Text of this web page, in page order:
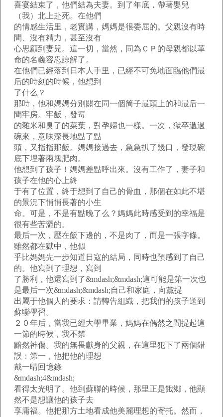
喜宴結束了，他們結為夫妻。到了年底，帶著嬰兒
（我）北上赴死。在他們
的情感生活里，老實講，媽媽是很委屈的。父親沒有時
間、沒有精力，甚至沒有
心思顧到妻兒。這一切，當然，同為ＣＰ的母親都以革
命的名義容忍諒解了。
在他們已經落到日本人手里，已經不可免地面臨他們最
后的時刻的時候，他想到
了什么？
那時，他和媽媽分別關在同一個筒子最頭上的和最后一
間牢房。牢飯，發霉
的雜米和臭了的菜葉，對孕婦也一樣。一次，獄卒遞過
碗來，意味深長地點了點
頭，又指指那飯。媽媽接過去，急急扒了幾口，發現碗
底下埋著兩塊肥肉。
他想到了孩子！媽媽差點呼出來。沒有工作了，妻子和
孩子在他的心上終
于有了位置，終于想到了自己的骨血，那個在如此不堪
的景況下悄悄長著的小生
命。可是，不是有點晚了么？媽媽此時感受到的幸福是
很有些苦澀的。
最后一次，壓在飯下邊的，不是肉了，而是一張字條。
雖然都在獄中，他似
乎比媽媽先一步知道日寇的結局，同時也預感到了自己
的。他寫到了理想，寫到
了勝利，他還寫到了&mdash;&mdash;這可能是第一次也
是最后一次&mdash;&mdash;自己和家庭，向黨提
出屬于他個人的要求：請轉告組織，把我們的孩子送到
蘇聯學習。
２０年后，當我已經大學畢業，媽媽在偶然之間提起這
一節的時候，我不禁
黯然神傷。我的無畏獻身的父親，在這里犯下了兩個錯
誤：第一，他把他的理想
戴一晴回憶錄
&mdash;4&mdash;
看得太光明了。他到蘇聯的時候，那里正是餓鄉，他顯
然不是想讓他的孩子去
享庸福。他把那方土地看成他美麗理想的寄托。然而，